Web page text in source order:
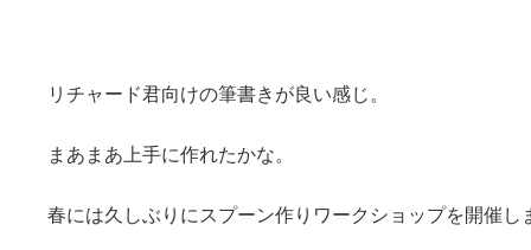
リチャード君向けの筆書きが良い感じ。
まあまあ上手に作れたかな。
春には久しぶりにスプーン作りワークショップを開催し